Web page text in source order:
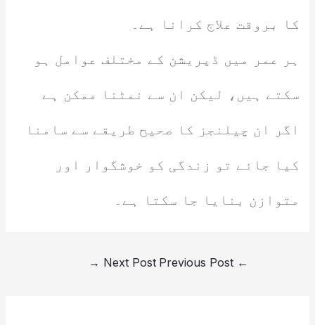
کا بروقت علاج کرانا ہے۔
ہر عمر میں ڈپریشن کے مختلف عوامل ہو
سکتے ہیں، لیکن ان سے نمٹنا ممکن ہے
اگر ان چیلنجز کا صحیح طریقے سے سامنا
کیا جائے تو زندگی کو خوشگوار اور
متوازن بنایا جا سکتا ہے۔
←
Next Post
→